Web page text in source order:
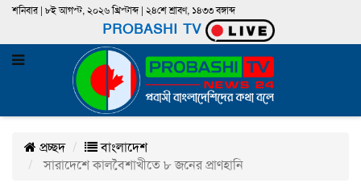
শনিবার | ৮ই আগস্ট, ২০২৬ খ্রিস্টাব্দ | ২৪শে শ্রাবণ, ১৪৩৩ বঙ্গাব্দ
PROBASHI TV
প্রচ্ছদ
বাংলাদেশ
সারাদেশে কালবৈশাখীতে ৮ জনের প্রাণহানি